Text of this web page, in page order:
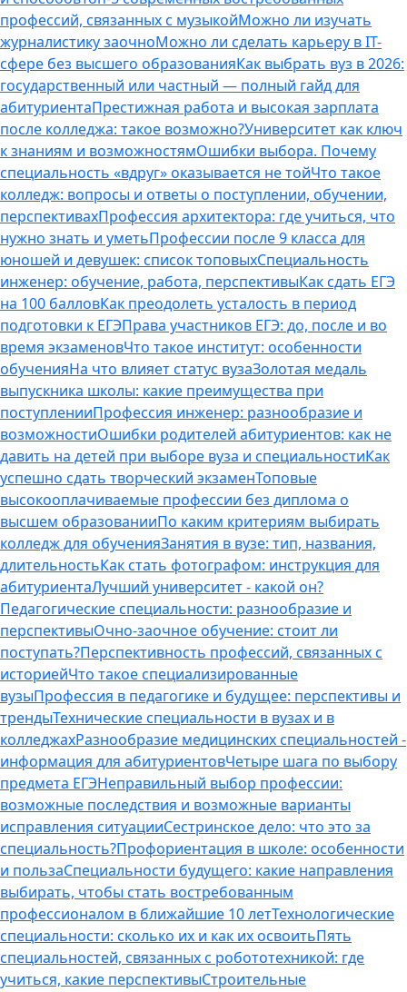
профессий, связанных с музыкойМожно ли изучать
журналистику заочноМожно ли сделать карьеру в IT-
сфере без высшего образованияКак выбрать вуз в 2026:
государственный или частный — полный гайд для
абитуриентаПрестижная работа и высокая зарплата
после колледжа: такое возможно?Университет как ключ
к знаниям и возможностямОшибки выбора. Почему
специальность «вдруг» оказывается не тойЧто такое
колледж: вопросы и ответы о поступлении, обучении,
перспективахПрофессия архитектора: где учиться, что
нужно знать и уметьПрофессии после 9 класса для
юношей и девушек: список топовыхСпециальность
инженер: обучение, работа, перспективыКак сдать ЕГЭ
на 100 балловКак преодолеть усталость в период
подготовки к ЕГЭПрава участников ЕГЭ: до, после и во
время экзаменовЧто такое институт: особенности
обученияНа что влияет статус вузаЗолотая медаль
выпускника школы: какие преимущества при
поступленииПрофессия инженер: разнообразие и
возможностиОшибки родителей абитуриентов: как не
давить на детей при выборе вуза и специальностиКак
успешно сдать творческий экзаменТоповые
высокооплачиваемые профессии без диплома о
высшем образованииПо каким критериям выбирать
колледж для обученияЗанятия в вузе: тип, названия,
длительностьКак стать фотографом: инструкция для
абитуриентаЛучший университет - какой он?
Педагогические специальности: разнообразие и
перспективыОчно-заочное обучение: стоит ли
поступать?Перспективность профессий, связанных с
историейЧто такое специализированные
вузыПрофессия в педагогике и будущее: перспективы и
трендыТехнические специальности в вузах и в
колледжахРазнообразие медицинских специальностей -
информация для абитуриентовЧетыре шага по выбору
предмета ЕГЭНеправильный выбор профессии:
возможные последствия и возможные варианты
исправления ситуацииСестринское дело: что это за
специальность?Профориентация в школе: особенности
и пользаСпециальности будущего: какие направления
выбирать, чтобы стать востребованным
профессионалом в ближайшие 10 летТехнологические
специальности: сколько их и как их освоитьПять
специальностей, связанных с робототехникой: где
учиться, какие перспективыСтроительные